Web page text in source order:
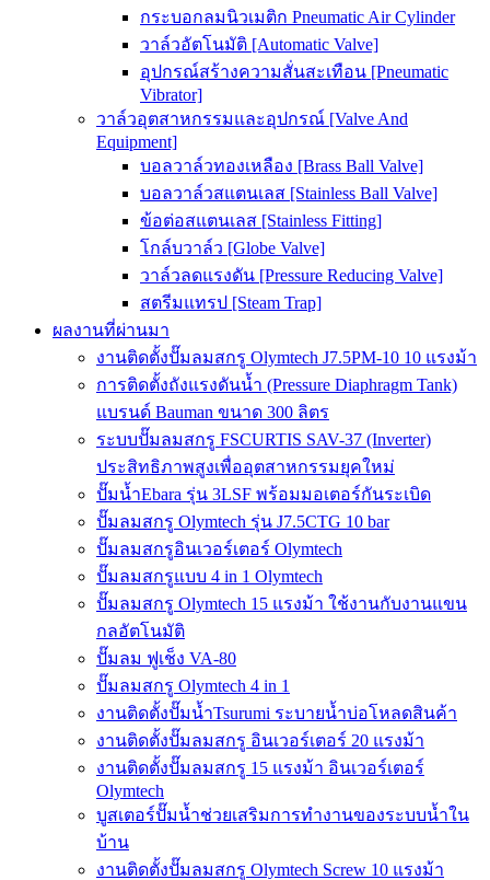
กระบอกลมนิวเมติก Pneumatic Air Cylinder
วาล์วอัตโนมัติ [Automatic Valve]
อุปกรณ์สร้างความสั่นสะเทือน [Pneumatic
Vibrator]
วาล์วอุตสาหกรรมและอุปกรณ์ [Valve And
Equipment]
บอลวาล์วทองเหลือง [Brass Ball Valve]
บอลวาล์วสแตนเลส [Stainless Ball Valve]
ข้อต่อสแตนเลส [Stainless Fitting]
โกล์บวาล์ว [Globe Valve]
วาล์วลดแรงดัน [Pressure Reducing Valve]
สตรีมแทรป [Steam Trap]
ผลงานที่ผ่านมา
งานติดตั้งปั๊มลมสกรู Olymtech J7.5PM-10 10 แรงม้า
การติดตั้งถังแรงดันน้ำ (Pressure Diaphragm Tank)
แบรนด์ Bauman ขนาด 300 ลิตร
ระบบปั๊มลมสกรู FSCURTIS SAV-37 (Inverter)
ประสิทธิภาพสูงเพื่ออุตสาหกรรมยุคใหม่
ปั๊มน้ำEbara รุ่น 3LSF พร้อมมอเตอร์กันระเบิด
ปั๊มลมสกรู Olymtech รุ่น J7.5CTG 10 bar
ปั๊มลมสกรูอินเวอร์เตอร์ Olymtech
ปั๊มลมสกรูแบบ 4 in 1 Olymtech
ปั๊มลมสกรู Olymtech 15 แรงม้า ใช้งานกับงานแขน
กลอัตโนมัติ
ปั๊มลม ฟูเช็ง VA-80
ปั๊มลมสกรู Olymtech 4 in 1
งานติดตั้งปั๊มน้ำTsurumi ระบายน้ำบ่อโหลดสินค้า
งานติดตั้งปั๊มลมสกรู อินเวอร์เตอร์ 20 แรงม้า
งานติดตั้งปั๊มลมสกรู 15 แรงม้า อินเวอร์เตอร์
Olymtech
บูสเตอร์ปั๊มน้ำช่วยเสริมการทำงานของระบบน้ำใน
บ้าน
งานติดตั้งปั๊มลมสกรู Olymtech Screw 10 แรงม้า